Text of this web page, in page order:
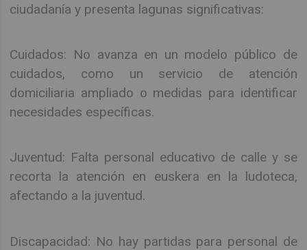
ciudadanía y presenta lagunas significativas:
Cuidados: No avanza en un modelo público de
cuidados, como un servicio de atención
domiciliaria ampliado o medidas para identificar
necesidades específicas.
Juventud: Falta personal educativo de calle y se
recorta la atención en euskera en la ludoteca,
afectando a la juventud.
Discapacidad: No hay partidas para personal de